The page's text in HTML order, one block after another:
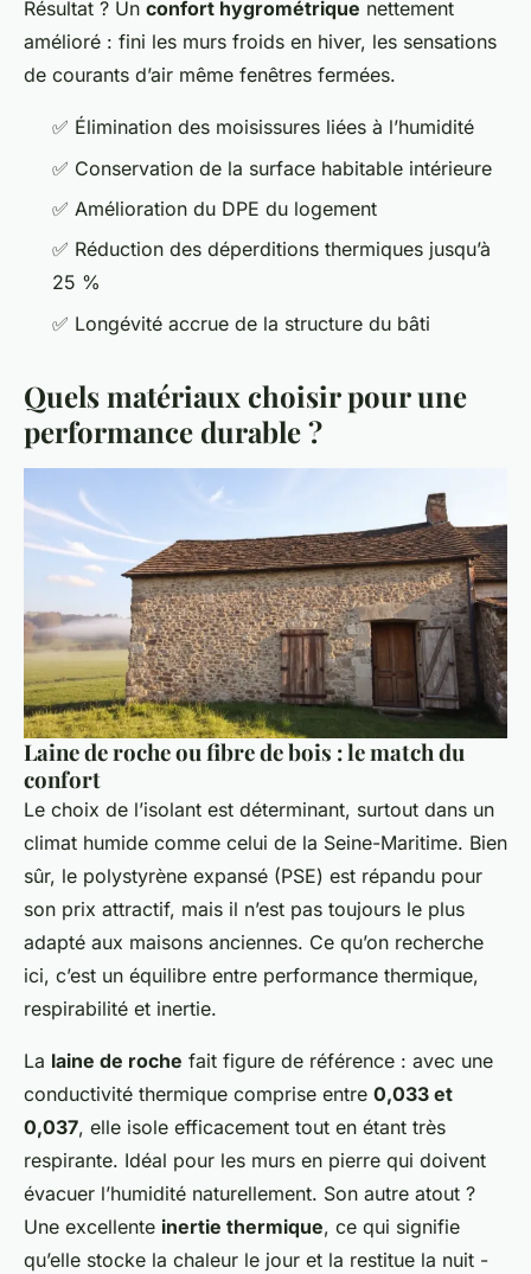
Résultat ? Un confort hygrométrique nettement
amélioré : fini les murs froids en hiver, les sensations
de courants d’air même fenêtres fermées.
✅ Élimination des moisissures liées à l’humidité
✅ Conservation de la surface habitable intérieure
✅ Amélioration du DPE du logement
✅ Réduction des déperditions thermiques jusqu’à
25 %
✅ Longévité accrue de la structure du bâti
Quels matériaux choisir pour une
performance durable ?
Laine de roche ou fibre de bois : le match du
confort
Le choix de l’isolant est déterminant, surtout dans un
climat humide comme celui de la Seine-Maritime. Bien
sûr, le polystyrène expansé (PSE) est répandu pour
son prix attractif, mais il n’est pas toujours le plus
adapté aux maisons anciennes. Ce qu’on recherche
ici, c’est un équilibre entre performance thermique,
respirabilité et inertie.
La laine de roche fait figure de référence : avec une
conductivité thermique comprise entre 0,033 et
0,037, elle isole efficacement tout en étant très
respirante. Idéal pour les murs en pierre qui doivent
évacuer l’humidité naturellement. Son autre atout ?
Une excellente inertie thermique, ce qui signifie
qu’elle stocke la chaleur le jour et la restitue la nuit -